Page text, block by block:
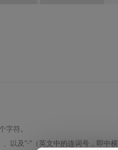
字符。
以及"-"（英文中的连词号，即中横